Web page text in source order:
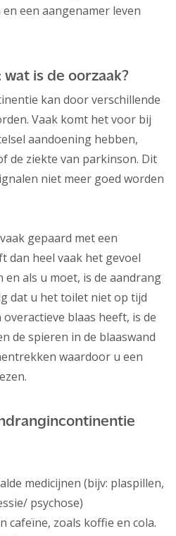
een aangenamer leven
is de oorzaak?
kan door verschillende
Vaak komt het voor bij
aandoening hebben,
de ziekte van parkinson. Dit
niet meer goed worden
gepaard met een
dan heel vaak het gevoel
als u moet, is de aandrang
dat u het toilet niet op tijd
blaas heeft, is de
de spieren in de blaaswand
waardoor u een
medicijnen (bijv: plaspillen,
psychose)
cafeïne, zoals koffie en cola.